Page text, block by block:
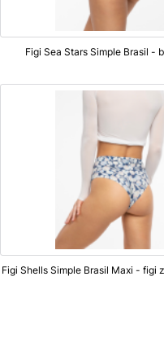
Figi Sea Stars Simple Brasil -